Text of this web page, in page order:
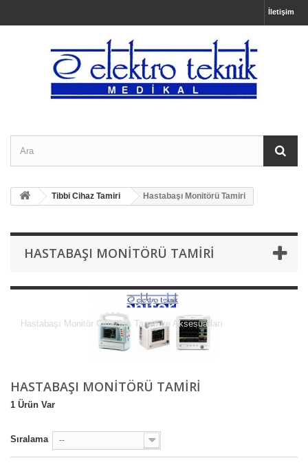
İletişim
Tibbi Cihaz Tamiri Hastabaşı Monitörü Tamiri
HASTABAŞI MONITÖRÜ TAMIRI
Hastabaşı Monitörü Tamiri
Hastabaşı Monitör Cihazları Tamiri ve Aksesuarları
HASTABAŞI MONITÖRÜ TAMIRI
1 Ürün Var
Sıralama --